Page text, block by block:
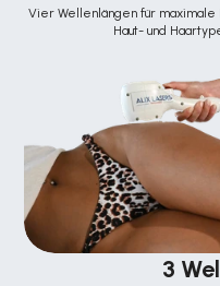
Vier Wellenlängen für
Haut- und
3